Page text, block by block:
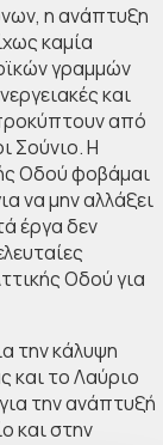
η ανάπτυξη
καμία
γραμμών
και
από
Σούνιο. Η
Οδού φοβάμαι
να μην αλλάξει
έργα δεν
Οδού για
την κάλυψη
και το Λαύριο
την ανάπτυξή
και στην